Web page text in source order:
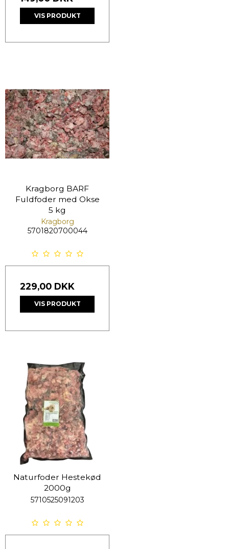
VIS PRODUKT
Kragborg BARF
Fuldfoder med Okse
5 kg
Kragborg
5701820700044
229,00 DKK
VIS PRODUKT
Naturfoder Hestekød
2000g
5710525091203